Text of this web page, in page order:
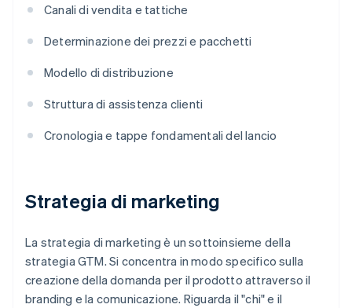
Canali di vendita e tattiche
Determinazione dei prezzi e pacchetti
Modello di distribuzione
Struttura di assistenza clienti
Cronologia e tappe fondamentali del lancio
Strategia di marketing
La strategia di marketing è un sottoinsieme della
strategia GTM. Si concentra in modo specifico sulla
creazione della domanda per il prodotto attraverso il
branding e la comunicazione. Riguarda il "chi" e il